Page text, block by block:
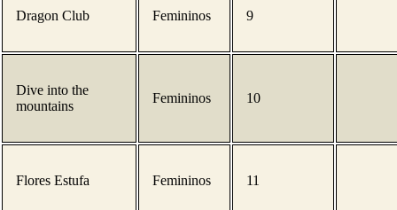
Dragon Club Femininos 9
Dive into the
mountains
Femininos 10
Flores Estufa Femininos 11